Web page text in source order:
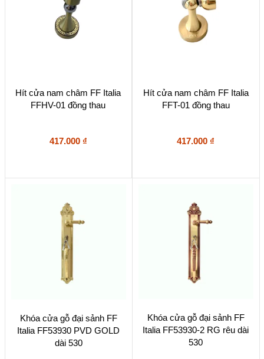
Hít cửa nam châm FF Italia
FFHV-01 đồng thau
417.000 ₫
Hít cửa nam châm FF Italia
FFT-01 đồng thau
417.000 ₫
Khóa cửa gỗ đại sảnh FF
Italia FF53930 PVD GOLD
dài 530
Khóa cửa gỗ đại sảnh FF
Italia FF53930-2 RG rêu dài
530